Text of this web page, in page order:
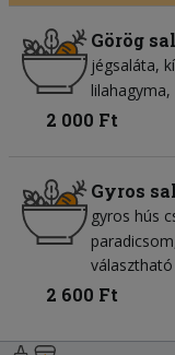
Görög
jégsaláta
lilahagyma
2 000 Ft
Gyros
gyros hús
paradicsom
2 600 Ft